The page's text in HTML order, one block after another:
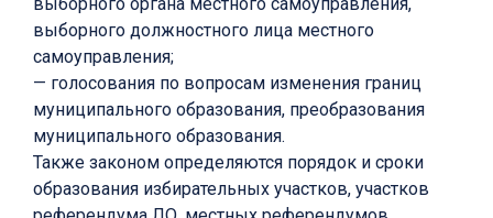
выборного должностного лица местного
самоуправления;
— голосования по вопросам изменения границ
муниципального образования, преобразования
муниципального образования.
Также законом определяются порядок и сроки
образования избирательных участков, участков